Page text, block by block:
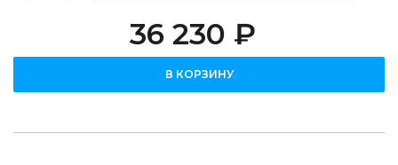
36 230 ₽
В КОРЗИНУ